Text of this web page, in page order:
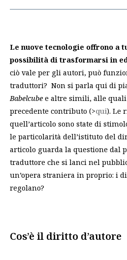
Le nuove tecnologie offrono a
possibilità di trasformarsi in
ciò vale per gli autori, può
traduttori? Non si parla qui di
Babelcube e altre simili, alle quali
precedente contributo (>qui). Le
quell’articolo sono state di
le particolarità dell’istituto del
articolo guarda la questione dal
traduttore che si lanci nel
un’opera straniera in proprio: i
regolano?
Cos’è il diritto d’autore